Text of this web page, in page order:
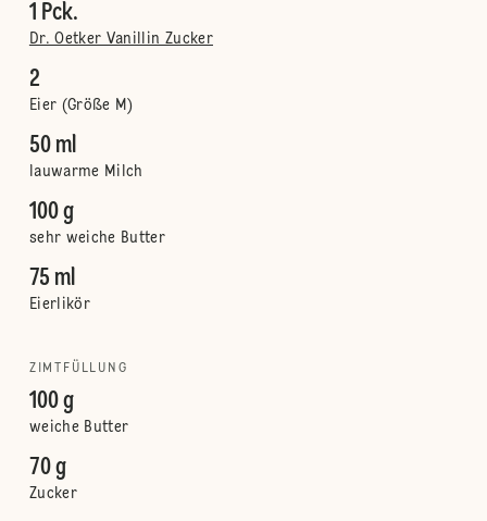
1 Pck.
Dr. Oetker Vanillin Zucker
2
Eier (Größe M)
50 ml
lauwarme Milch
100 g
sehr weiche Butter
75 ml
Eierlikör
ZIMTFÜLLUNG
100 g
weiche Butter
70 g
Zucker